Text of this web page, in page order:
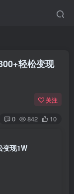
轻松变现
关注
0 842 10
变现1W